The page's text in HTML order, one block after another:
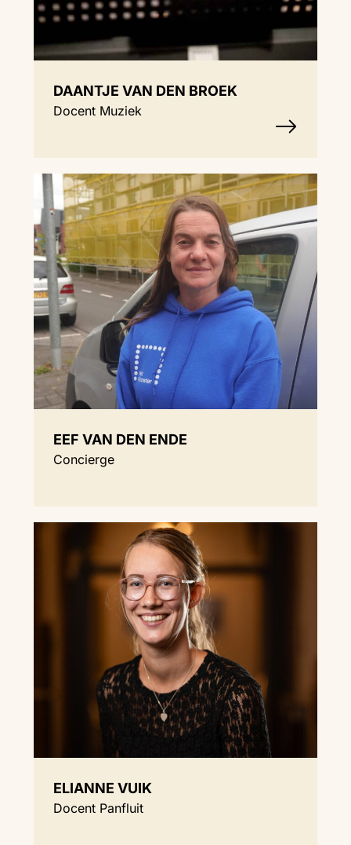
DAANTJE VAN DEN BROEK
Docent Muziek
EEF VAN DEN ENDE
Concierge
ELIANNE VUIK
Docent Panfluit